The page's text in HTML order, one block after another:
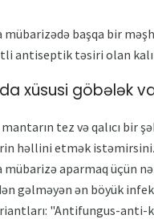
başqa bir
antiseptik təsiri olan
xüsusi göbələk
tez və qalıcı bir
həllini etmək
mübarizə aparmaq üçün
gəlməyən ən böyük
"Antifungus-